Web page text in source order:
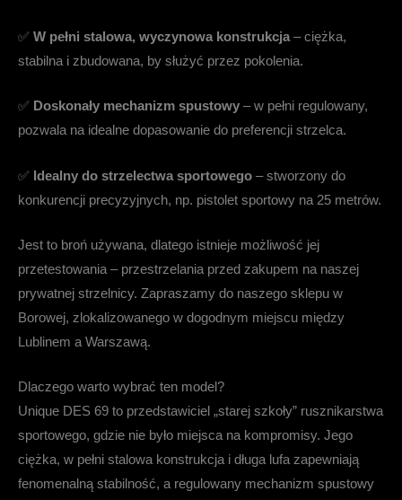
✅ W pełni stalowa, wyczynowa konstrukcja – ciężka,
stabilna i zbudowana, by służyć przez pokolenia.
✅ Doskonały mechanizm spustowy – w pełni regulowany,
pozwala na idealne dopasowanie do preferencji strzelca.
✅ Idealny do strzelectwa sportowego – stworzony do
konkurencji precyzyjnych, np. pistolet sportowy na 25 metrów.
Jest to broń używana, dlatego istnieje możliwość jej
przetestowania – przestrzelania przed zakupem na naszej
prywatnej strzelnicy. Zapraszamy do naszego sklepu w
Borowej, zlokalizowanego w dogodnym miejscu między
Lublinem a Warszawą.
Dlaczego warto wybrać ten model?
Unique DES 69 to przedstawiciel „starej szkoły” rusznikarstwa
sportowego, gdzie nie było miejsca na kompromisy. Jego
ciężka, w pełni stalowa konstrukcja i długa lufa zapewniają
fenomenalną stabilność, a regulowany mechanizm spustowy